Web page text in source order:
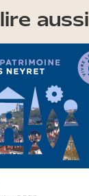
aussi